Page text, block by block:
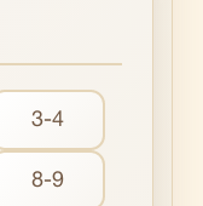
3-4
8-9